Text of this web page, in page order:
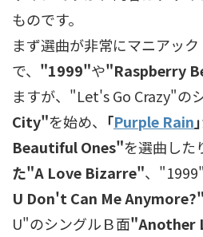
ものです。
まず選曲が非常にマニアック
で、 "1999"や"Raspberry
ますが、"Let's Go Crazy"の
City"を始め、 ｢Purple Rain｣
Beautiful Ones"を選曲した
た"A Love Bizarre"、
U Don't Can Me Anymore?"
U"のシングルＢ面"Another